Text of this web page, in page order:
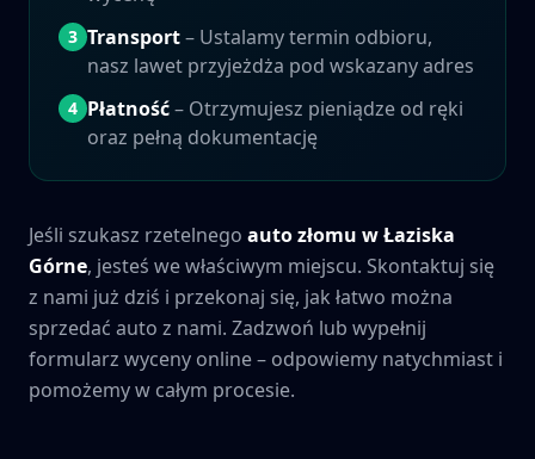
3 Transport– Ustalamy termin odbioru,
nasz lawet przyjeżdża pod wskazany adres
4 Płatność– Otrzymujesz pieniądze od ręki
oraz pełną dokumentację
Jeśli szukasz rzetelnego auto złomu wŁaziska
Górne, jesteś we właściwym miejscu. Skontaktuj się
z nami już dziś i przekonaj się, jak łatwo można
sprzedać auto z nami. Zadzwoń lub wypełnij
formularz wyceny online – odpowiemy natychmiast i
pomożemy w całym procesie.